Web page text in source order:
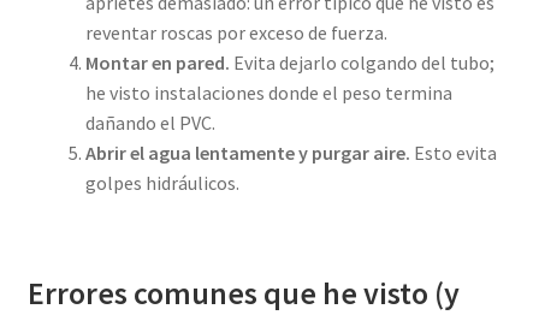
reventar roscas por exceso de fuerza.
Montar en pared. Evita dejarlo colgando del tubo;
he visto instalaciones donde el peso termina
dañando el PVC.
Abrir el agua lentamente y purgar aire. Esto evita
golpes hidráulicos.
Errores comunes que he visto (y